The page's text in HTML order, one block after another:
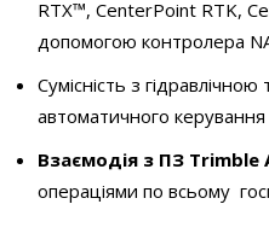
RTX™, CenterPoint RTK,
допомогою контролера
Сумісність з
автоматичного
Взаємодія з ПЗ Trimble
операціями по всьому